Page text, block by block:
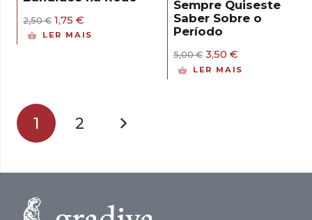
2,50€ O
preço
1,75 €
preço
LER MAIS
Sempre Quiseste
Saber Sobre o
Período
5,00€ O
preço
original
3,50 €
preço
atual
LER MAIS
1 2